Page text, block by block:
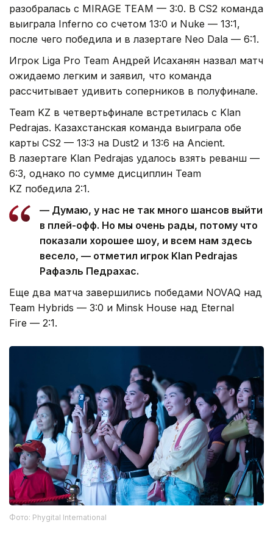
разобралась с MIRAGE TEAM — 3:0. В CS2 команда
выиграла Inferno со счетом 13:0 и Nuke — 13:1,
после чего победила и в лазертаге Neo Dala — 6:1.
Игрок Liga Pro Team Андрей Исаханян назвал матч
ожидаемо легким и заявил, что команда
рассчитывает удивить соперников в полуфинале.
Team KZ в четвертьфинале встретилась с Klan
Pedrajas. Казахстанская команда выиграла обе
карты CS2 — 13:3 на Dust2 и 13:6 на Ancient.
В лазертаге Klan Pedrajas удалось взять реванш —
6:3, однако по сумме дисциплин Team
KZ победила 2:1.
— Думаю, у нас не так много шансов выйти
в плей-офф. Но мы очень рады, потому что
показали хорошее шоу, и всем нам здесь
весело, — отметил игрок Klan Pedrajas
Рафаэль Педрахас.
Еще два матча завершились победами NOVAQ над
Team Hybrids — 3:0 и Minsk House над Eternal
Fire — 2:1.
Фото: Phygital International